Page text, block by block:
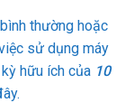
thường hoặc
sử dụng máy
hữu ích của 10